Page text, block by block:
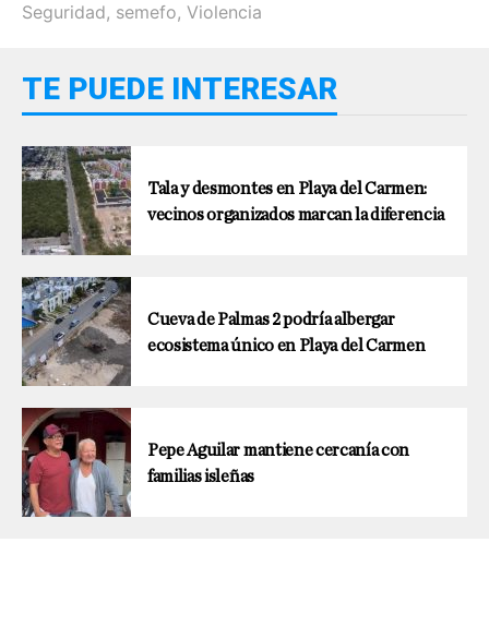
Seguridad, semefo, Violencia
TE PUEDE INTERESAR
Tala y desmontes en Playa del Carmen:
vecinos organizados marcan la diferencia
Cueva de Palmas 2 podría albergar
ecosistema único en Playa del Carmen
Pepe Aguilar mantiene cercanía con
familias isleñas